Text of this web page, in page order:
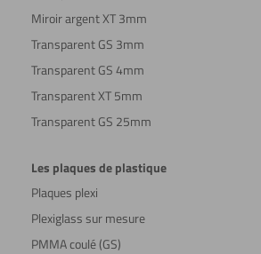
Miroir argent XT 3mm
Transparent GS 3mm
Transparent GS 4mm
Transparent XT 5mm
Transparent GS 25mm
Les plaques de plastique
Plaques plexi
Plexiglass sur mesure
PMMA coulé (GS)